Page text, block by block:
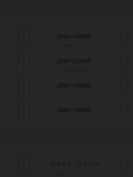
2019〜2020年
2010〜2015年
1990〜2000年
1950〜1980年
クラウス・トイバー